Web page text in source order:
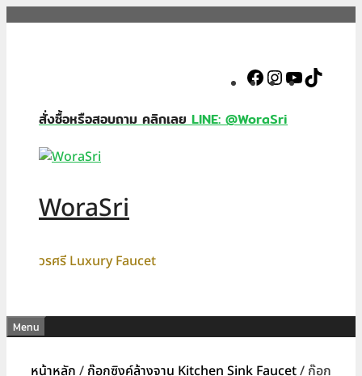
Facebook
Instagram
YouTube
สั่งซื้อหรือสอบถาม คลิกเลยLINE: @WoraSri
WoraSri
วรศรี Luxury Faucet
Menu
หน้าหลัก / ก๊อกซิงค์ล้างจาน Kitchen Sink Faucet/ ก๊อก